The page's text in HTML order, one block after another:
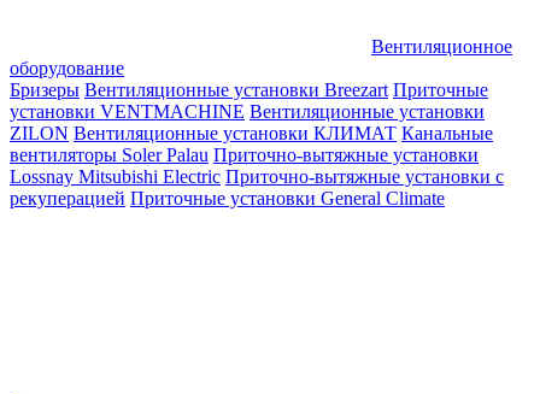
Вентиляционное
оборудование
Бризеры Вентиляционные установки Breezart Приточные
установки VENTMACHINE Вентиляционные установки
ZILON Вентиляционные установки КЛИМАТ Канальные
вентиляторы Soler Palau Приточно-вытяжные установки
Lossnay Mitsubishi Electric Приточно-вытяжные установки с
рекуперацией Приточные установки General Climate